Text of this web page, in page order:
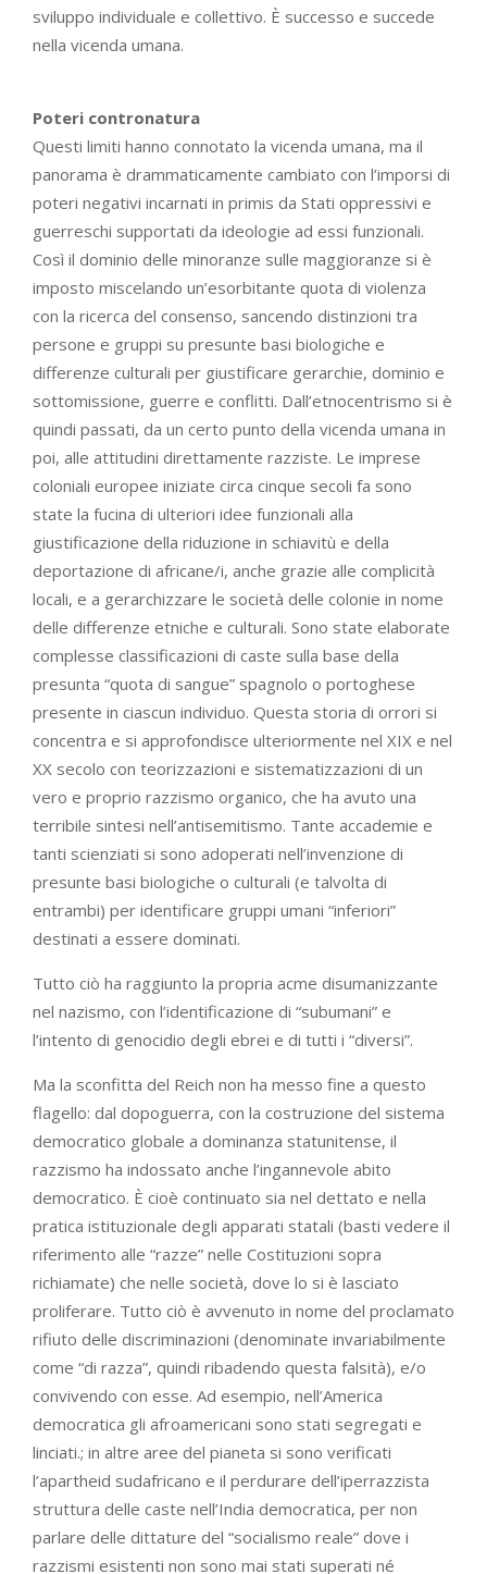
sviluppo individuale e collettivo. È successo e succede
nella vicenda umana.
Poteri contronatura
Questi limiti hanno connotato la vicenda umana, ma il
panorama è drammaticamente cambiato con l’imporsi di
poteri negativi incarnati in primis da Stati oppressivi e
guerreschi supportati da ideologie ad essi funzionali.
Così il dominio delle minoranze sulle maggioranze si è
imposto miscelando un’esorbitante quota di violenza
con la ricerca del consenso, sancendo distinzioni tra
persone e gruppi su presunte basi biologiche e
differenze culturali per giustificare gerarchie, dominio e
sottomissione, guerre e conflitti. Dall’etnocentrismo si è
quindi passati, da un certo punto della vicenda umana in
poi, alle attitudini direttamente razziste. Le imprese
coloniali europee iniziate circa cinque secoli fa sono
state la fucina di ulteriori idee funzionali alla
giustificazione della riduzione in schiavitù e della
deportazione di africane/i, anche grazie alle complicità
locali, e a gerarchizzare le società delle colonie in nome
delle differenze etniche e culturali. Sono state elaborate
complesse classificazioni di caste sulla base della
presunta “quota di sangue” spagnolo o portoghese
presente in ciascun individuo. Questa storia di orrori si
concentra e si approfondisce ulteriormente nel XIX e nel
XX secolo con teorizzazioni e sistematizzazioni di un
vero e proprio razzismo organico, che ha avuto una
terribile sintesi nell’antisemitismo. Tante accademie e
tanti scienziati si sono adoperati nell’invenzione di
presunte basi biologiche o culturali (e talvolta di
entrambi) per identificare gruppi umani “inferiori”
destinati a essere dominati.
Tutto ciò ha raggiunto la propria acme disumanizzante
nel nazismo, con l’identificazione di “subumani” e
l’intento di genocidio degli ebrei e di tutti i “diversi”.
Ma la sconfitta del Reich non ha messo fine a questo
flagello: dal dopoguerra, con la costruzione del sistema
democratico globale a dominanza statunitense, il
razzismo ha indossato anche l’ingannevole abito
democratico. È cioè continuato sia nel dettato e nella
pratica istituzionale degli apparati statali (basti vedere il
riferimento alle “razze” nelle Costituzioni sopra
richiamate) che nelle società, dove lo si è lasciato
proliferare. Tutto ciò è avvenuto in nome del proclamato
rifiuto delle discriminazioni (denominate invariabilmente
come “di razza”, quindi ribadendo questa falsità), e/o
convivendo con esse. Ad esempio, nell’America
democratica gli afroamericani sono stati segregati e
linciati.; in altre aree del pianeta si sono verificati
l’apartheid sudafricano e il perdurare dell’iperrazzista
struttura delle caste nell’India democratica, per non
parlare delle dittature del “socialismo reale” dove i
razzismi esistenti non sono mai stati superati né